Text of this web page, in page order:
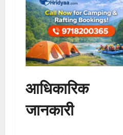
आधिकारिक
जानकारी